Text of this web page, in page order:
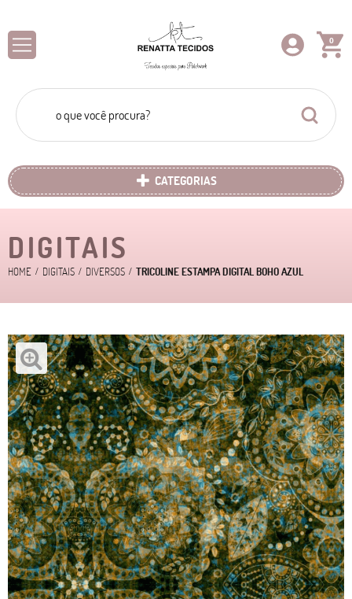
0
CATEGORIAS
DIGITAIS
HOME DIGITAIS DIVERSOS TRICOLINE ESTAMPA DIGITAL BOHO AZUL